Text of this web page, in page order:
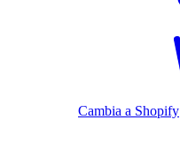
Cambia a Shopify